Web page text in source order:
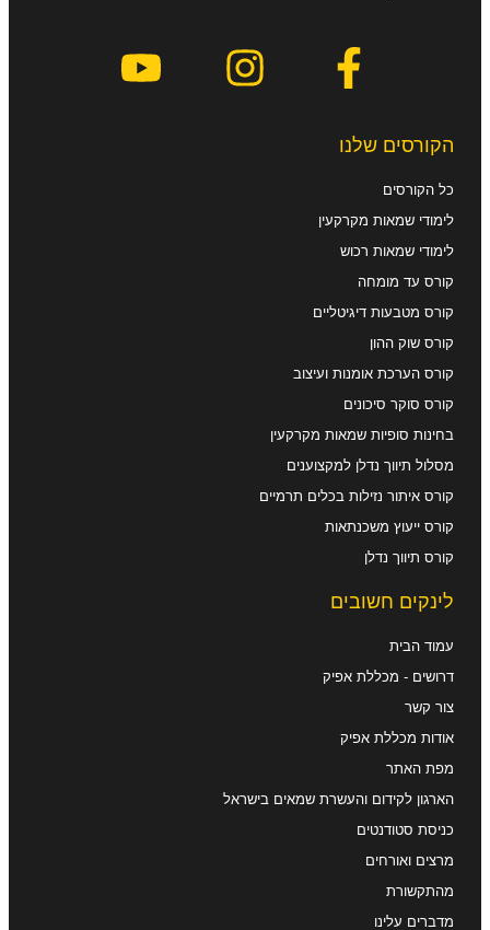
הקורסים שלנו
כל הקורסים
לימודי שמאות מקרקעין
לימודי שמאות רכוש
קורס עד מומחה
קורס מטבעות דיגיטליים
קורס שוק ההון
קורס הערכת אומנות ועיצוב
קורס סוקר סיכונים
בחינות סופיות שמאות מקרקעין
מסלול תיווך נדלן למקצוענים
קורס איתור נזילות בכלים תרמיים
קורס ייעוץ משכנתאות
קורס תיווך נדלן
לינקים חשובים
עמוד הבית
דרושים - מכללת אפיק
צור קשר
אודות מכללת אפיק
מפת האתר
הארגון לקידום והעשרת שמאים בישראל
כניסת סטודנטים
מרצים ואורחים
מהתקשורת
מדברים עלינו